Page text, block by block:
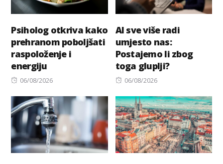
Psiholog otkriva kako
prehranom poboljšati
raspoloženje i
energiju
Posted
06/08/2026
AI sve više radi
umjesto nas:
Postajemo li zbog
toga gluplji?
Posted
06/08/2026